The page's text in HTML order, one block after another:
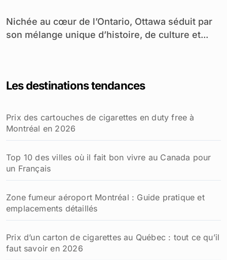
Nichée au cœur de l’Ontario, Ottawa séduit par
son mélange unique d’histoire, de culture et...
Les destinations tendances
Prix des cartouches de cigarettes en duty free à
Montréal en 2026
Top 10 des villes où il fait bon vivre au Canada pour
un Français
Zone fumeur aéroport Montréal : Guide pratique et
emplacements détaillés
Prix d’un carton de cigarettes au Québec : tout ce qu’il
faut savoir en 2026